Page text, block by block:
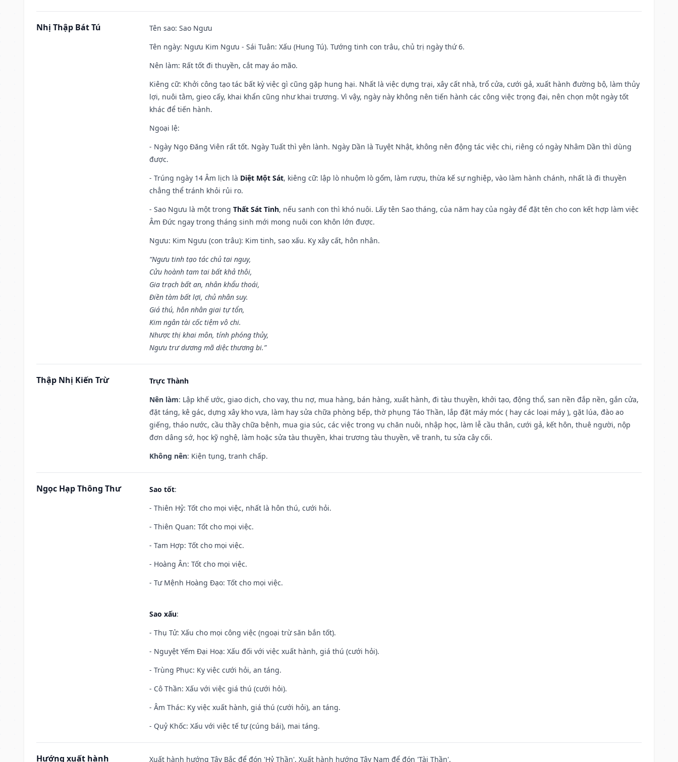
Nhị Thập Bát Tú Tên sao: Sao Ngưu
Tên ngày: Ngưu Kim Ngưu - Sái Tuân: Xấu (Hung Tú). Tướng tinh con trâu, chủ trị ngày thứ 6.
Nên làm: Rất tốt đi thuyền, cắt may áo mão.
Kiêng cữ: Khởi công tạo tác bất kỳ việc gì cũng gặp hung hại. Nhất là việc dựng trại, xây cất nhà, trổ cửa, cưới gả, xuất hành đường bộ, làm thủy
lợi, nuôi tằm, gieo cấy, khai khẩn cũng như khai trương. Vì vậy, ngày này không nên tiến hành các công việc trọng đại, nên chọn một ngày tốt
khác để tiến hành.
Ngoại lệ:
- Ngày Ngọ Đăng Viên rất tốt. Ngày Tuất thì yên lành. Ngày Dần là Tuyệt Nhật, không nên động tác việc chi, riêng có ngày Nhâm Dần thì dùng
được.
- Trúng ngày 14 Âm lịch là Diệt Một Sát, kiêng cữ: lập lò nhuộm lò gốm, làm rượu, thừa kế sự nghiệp, vào làm hành chánh, nhất là đi thuyền
chẳng thể tránh khỏi rủi ro.
- Sao Ngưu là một trong Thất Sát Tinh, nếu sanh con thì khó nuôi. Lấy tên Sao tháng, của năm hay của ngày để đặt tên cho con kết hợp làm việc
Âm Đức ngay trong tháng sinh mới mong nuôi con khôn lớn được.
Ngưu: Kim Ngưu (con trâu): Kim tinh, sao xấu. Kỵ xây cất, hôn nhân.
“Ngưu tinh tạo tác chủ tai nguy,
Cửu hoành tam tai bất khả thôi,
Gia trạch bất an, nhân khẩu thoái,
Điền tàm bất lợi, chủ nhân suy.
Giá thú, hôn nhân giai tự tổn,
Kim ngân tài cốc tiệm vô chi.
Nhược thị khai môn, tính phóng thủy,
Ngưu trư dương mã diệc thương bi.”
Thập Nhị Kiến Trừ
Trực Thành
Nên làm: Lập khế ước, giao dịch, cho vay, thu nợ, mua hàng, bán hàng, xuất hành, đi tàu thuyền, khởi tạo, động thổ, san nền đắp nền, gắn cửa,
đặt táng, kê gác, dựng xây kho vựa, làm hay sửa chữa phòng bếp, thờ phụng Táo Thần, lắp đặt máy móc ( hay các loại máy ), gặt lúa, đào ao
giếng, tháo nước, cầu thầy chữa bệnh, mua gia súc, các việc trong vụ chăn nuôi, nhập học, làm lễ cầu thân, cưới gả, kết hôn, thuê người, nộp
đơn dâng sớ, học kỹ nghệ, làm hoặc sửa tàu thuyền, khai trương tàu thuyền, vẽ tranh, tu sửa cây cối.
Không nên: Kiện tụng, tranh chấp.
Ngọc Hạp Thông Thư Sao tốt:
- Thiên Hỷ: Tốt cho mọi việc, nhất là hôn thú, cưới hỏi.
- Thiên Quan: Tốt cho mọi việc.
- Tam Hợp: Tốt cho mọi việc.
- Hoàng Ân: Tốt cho mọi việc.
- Tư Mệnh Hoàng Đạo: Tốt cho mọi việc.
Sao xấu:
- Thụ Tử: Xấu cho mọi công việc (ngoại trừ săn bắn tốt).
- Nguyệt Yếm Đại Hoạ: Xấu đối với việc xuất hành, giá thú (cưới hỏi).
- Trùng Phục: Kỵ việc cưới hỏi, an táng.
- Cô Thần: Xấu với việc giá thú (cưới hỏi).
- Âm Thác: Kỵ việc xuất hành, giá thú (cưới hỏi), an táng.
- Quỷ Khốc: Xấu với việc tế tự (cúng bái), mai táng.
Hướng xuất hành Xuất hành hướng Tây Bắc để đón 'Hỷ Thần'. Xuất hành hướng Tây Nam để đón 'Tài Thần'.